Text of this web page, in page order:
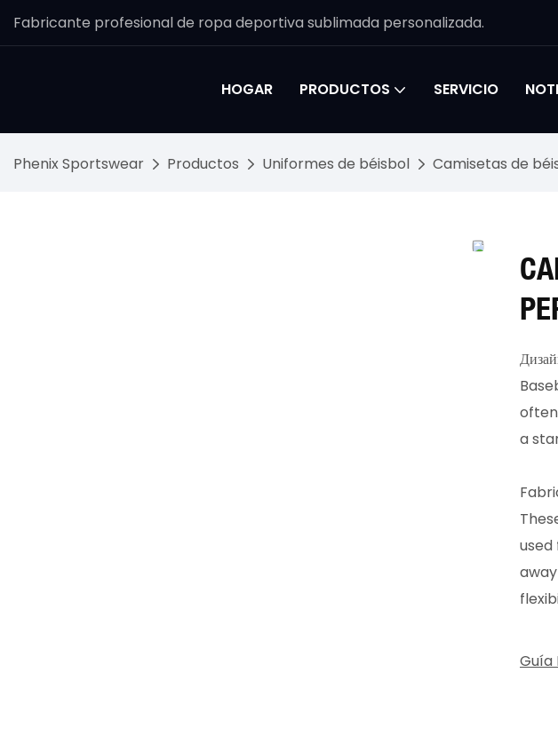
Fabricante profesional de ropa deportiva sublimada personalizada.
HOGAR PRODUCTOS SERVICIO
Phenix Sportswear Productos Uniformes de béisbol Camisetas de
a
Guía